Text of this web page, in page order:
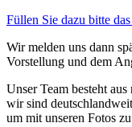
Füllen Sie dazu bitte
Wir melden uns dann
Vorstellung und dem
Unser Team besteht aus
wir sind deutschlandweit
um mit unseren Fotos